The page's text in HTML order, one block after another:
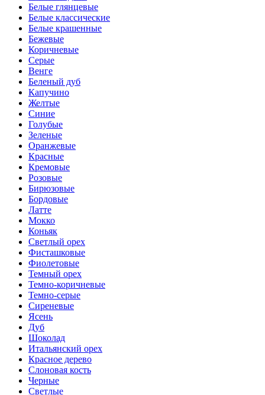
Белые глянцевые
Белые классические
Белые крашенные
Бежевые
Коричневые
Серые
Венге
Беленый дуб
Капучино
Желтые
Синие
Голубые
Зеленые
Оранжевые
Красные
Кремовые
Розовые
Бирюзовые
Бордовые
Латте
Мокко
Коньяк
Светлый орех
Фисташковые
Фиолетовые
Темный орех
Темно-коричневые
Темно-серые
Сиреневые
Ясень
Дуб
Шоколад
Итальянский орех
Красное дерево
Слоновая кость
Черные
Светлые